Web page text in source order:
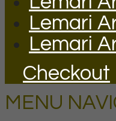
Lemari
Lemari
Checkout
MENU